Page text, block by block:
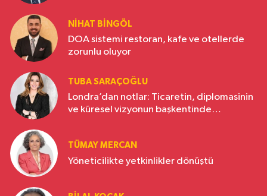
NIHAT BINGÖL
DOA sistemi restoran, kafe ve otellerde
zorunlu oluyor
TUBA SARAÇOĞLU
Londra’dan notlar: Ticaretin, diplomasinin
ve küresel vizyonun başkentinde
TÜMAY MERCAN
Yöneticilikte yetkinlikler dönüştü